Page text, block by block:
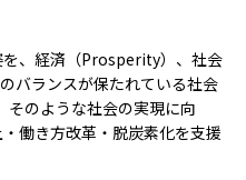
、経済（Prosperity）、社会
バランスが保たれている社会
そのような社会の実現に向
働き方改革・脱炭素化を支援